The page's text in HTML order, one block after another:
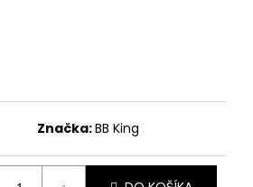
Značka:BB King